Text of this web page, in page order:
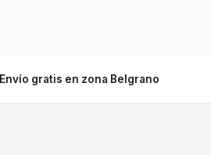
Envío gratis en zona Belgrano